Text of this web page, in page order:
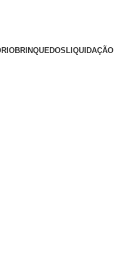
BRINQUEDOS LIQUIDAÇÃO